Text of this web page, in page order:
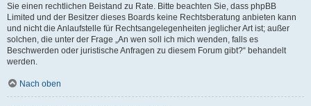
Sie einen rechtlichen Beistand zu Rate. Bitte beachten Sie, dass phpBB
Limited und der Besitzer dieses Boards keine Rechtsberatung anbieten kann
und nicht die Anlaufstelle für Rechtsangelegenheiten jeglicher Art ist; außer
solchen, die unter der Frage „An wen soll ich mich wenden, falls es
Beschwerden oder juristische Anfragen zu diesem Forum gibt?“ behandelt
werden.
Nach oben